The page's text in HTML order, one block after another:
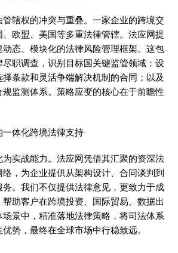
辖权的冲突与重叠。一家企业的跨境交
欧盟、美国等多重法律管辖。法应网提
态、模块化的法律风险管理框架。这包
职调查，识别目标国关键监管领域；设
条款和灵活争端解决机制的合同；以及
监测体系。策略应变的核心在于前瞻性
体化跨境法律支持
实战能力。法应网凭借其汇聚的资深法
，为企业提供从架构设计、合同谈判到
。我们不仅提供法律意见，更致力于成
助客户在跨境投资、国际贸易、数据出
景中，精准落地法律策略，将司法体系
势，最终在全球市场中行稳致远。